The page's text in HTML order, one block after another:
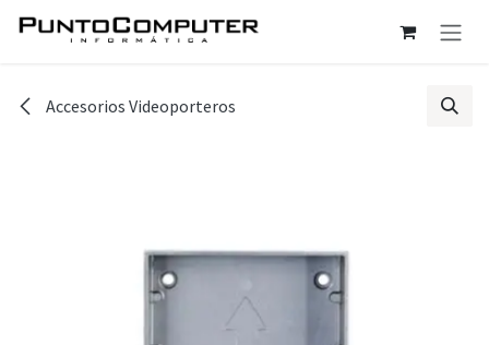
Ir al contenido
Accesorios Videoporteros